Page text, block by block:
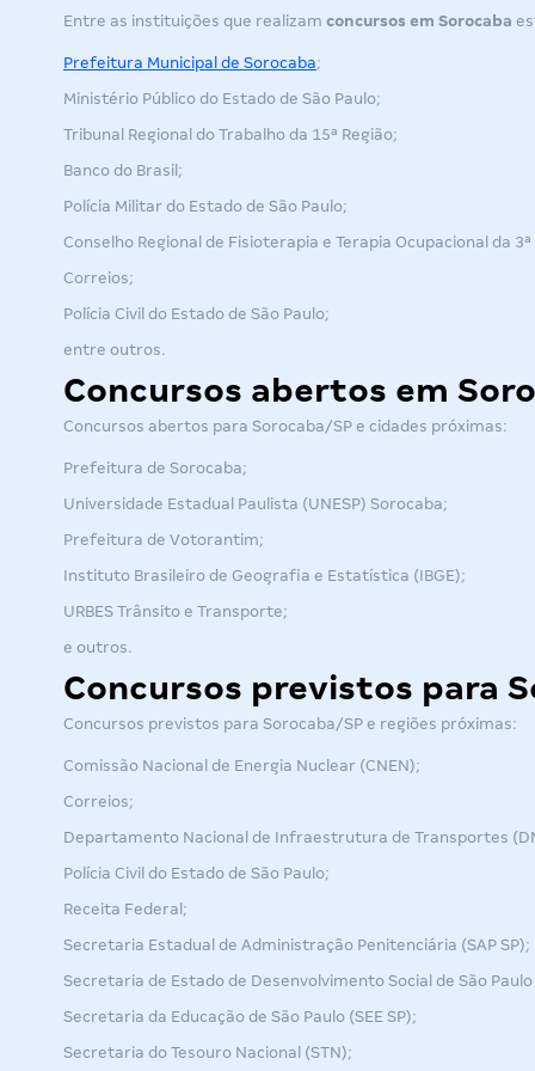
Entre as instituições que realizam concursos em Sorocaba
Prefeitura Municipal de Sorocaba;
Ministério Público do Estado de São Paulo;
Tribunal Regional do Trabalho da 15ª Região;
Banco do Brasil;
Polícia Militar do Estado de São Paulo;
Conselho Regional de Fisioterapia e Terapia Ocupacional da 3ª
Correios;
Polícia Civil do Estado de São Paulo;
entre outros.
Concursos abertos em
Concursos abertos para Sorocaba/SP e cidades próximas:
Prefeitura de Sorocaba;
Universidade Estadual Paulista (UNESP) Sorocaba;
Prefeitura de Votorantim;
Instituto Brasileiro de Geografia e Estatística (IBGE);
URBES Trânsito e Transporte;
e outros.
Concursos previstos para
Concursos previstos para Sorocaba/SP e regiões próximas:
Comissão Nacional de Energia Nuclear (CNEN);
Correios;
Departamento Nacional de Infraestrutura de Transportes
Polícia Civil do Estado de São Paulo;
Receita Federal;
Secretaria Estadual de Administração Penitenciária (SAP SP);
Secretaria de Estado de Desenvolvimento Social de São Paulo
Secretaria da Educação de São Paulo (SEE SP);
Secretaria do Tesouro Nacional (STN);